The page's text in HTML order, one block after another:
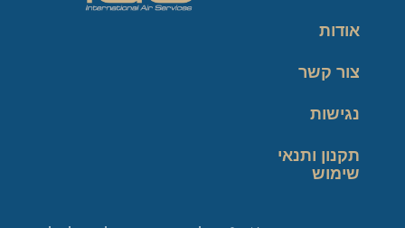
אודות
צור קשר
נגישות
תקנון ותנאי
שימוש